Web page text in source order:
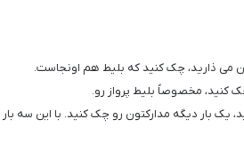
ذارید، چک کنید که بلیط هم اونجاست.
کنید، مخصوصاً بلیط پرواز رو.
یک بار دیگه مدارکتون رو چک کنید. با این سه بار